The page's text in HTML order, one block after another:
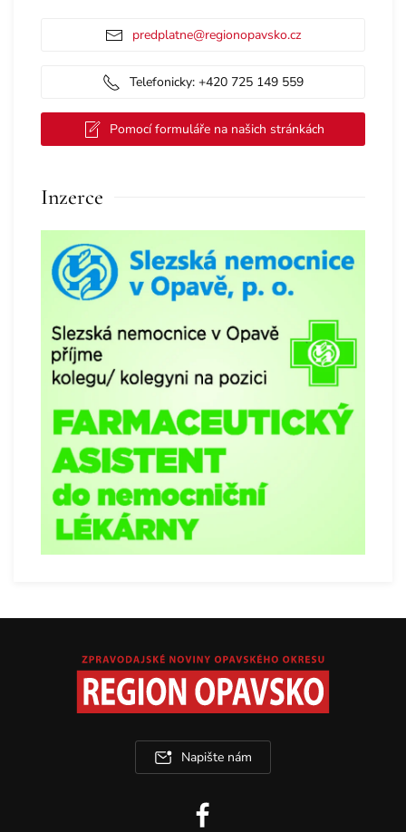
predplatne@regionopavsko.cz
Telefonicky: +420 725 149 559
Pomocí formuláře na našich stránkách
Inzerce
Napište nám